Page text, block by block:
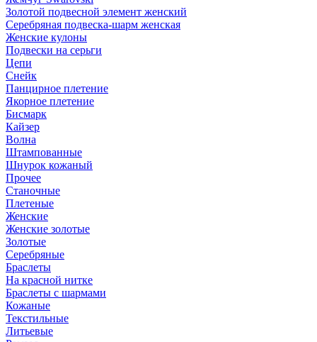
Золотой подвесной элемент женcкий
Серебряная подвеска-шарм женская
Женские кулоны
Подвески на серьги
Цепи
Снейк
Панцирное плетение
Якорное плетение
Бисмарк
Кайзер
Волна
Штампованные
Шнурок кожаный
Прочее
Станочные
Плетеные
Женские
Женские золотые
Золотые
Серебряные
Браслеты
На красной нитке
Браслеты с шармами
Кожаные
Текстильные
Литьевые